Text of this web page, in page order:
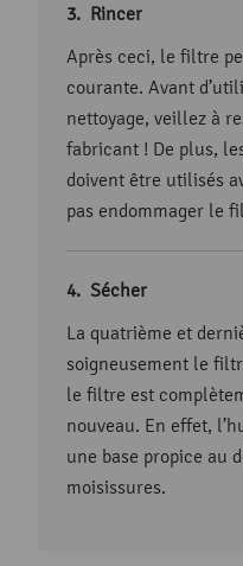
Rincer
Après ceci, le filtre
courante. Avant
nettoyage, veillez à
fabricant ! De plus,
doivent être utilisés
pas endommager le
Sécher
La quatrième et
soigneusement le
le filtre est
nouveau. En effet,
une base propice au
moisissures.